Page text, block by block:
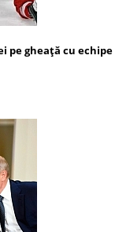
pe gheață cu echipe